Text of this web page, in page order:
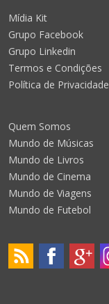
Mídia Kit
Grupo Facebook
Grupo Linkedin
Termos e Condições
Política de Privacidade
Quem Somos
Mundo de Músicas
Mundo de Livros
Mundo de Cinema
Mundo de Viagens
Mundo de Futebol